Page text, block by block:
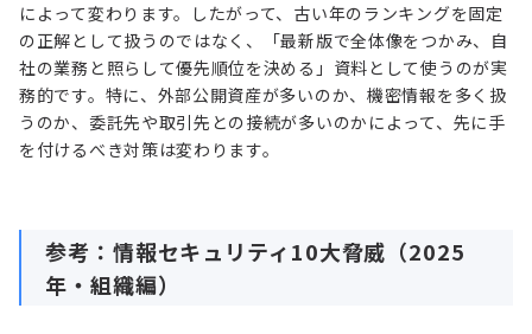
によって変わります。したがって、古い年のランキングを固定
の正解として扱うのではなく、「最新版で全体像をつかみ、自
社の業務と照らして優先順位を決める」資料として使うのが実
務的です。特に、外部公開資産が多いのか、機密情報を多く扱
うのか、委託先や取引先との接続が多いのかによって、先に手
を付けるべき対策は変わります。
参考：情報セキュリティ10大脅威（2025
年・組織編）